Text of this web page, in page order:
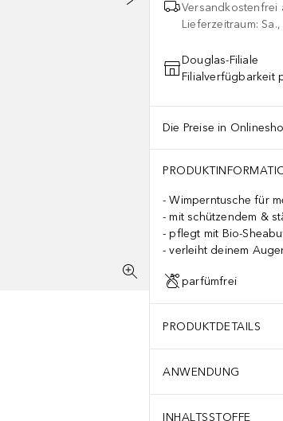
Versandkostenfrei
Lieferzeitraum:
Douglas-Filiale
Filialverfügbarkeit
Die Preise in
Wimperntusche für
mit schützendem &
pflegt mit Bio-
verleiht deinem
parfümfrei
PRODUKTDETAILS
ANWENDUNG
INHALTSSTOFFE